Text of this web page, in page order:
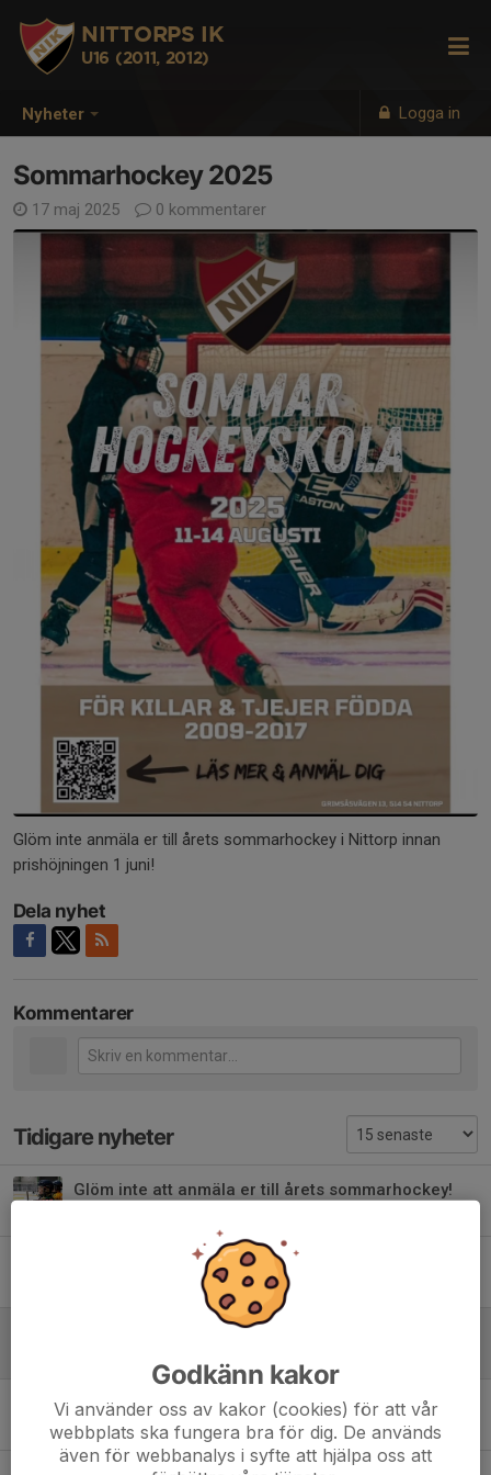
Nyheter Logga in
NITTORPS IK
U16 (2011, 2012)
Sommarhockey 2025
17 maj 2025 0 kommentarer
Glöm inte anmäla er till årets sommarhockey i Nittorp innan
prishöjningen 1 juni!
Dela nyhet
Kommentarer
Tidigare nyheter
Glöm inte att anmäla er till årets sommarhockey!
0
Sommarhockey 2025
Välkomna på lovträning!
19 okt 2024 0
Godkänn kakor
Vi använder oss av kakor (cookies) för att vår
webbplats ska fungera bra för dig. De används
även för webbanalys i syfte att hjälpa oss att